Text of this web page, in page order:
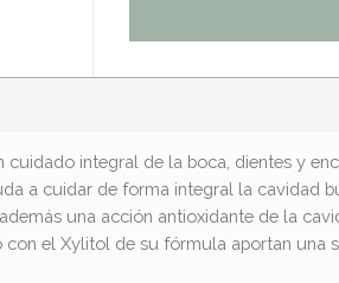
integral de la boca, dientes y
a cuidar de forma integral la cavidad
una acción antioxidante de la
el Xylitol de su fórmula aportan una